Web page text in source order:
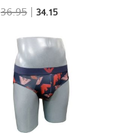
36.95| 34.15